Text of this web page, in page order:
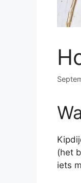
(het
iets